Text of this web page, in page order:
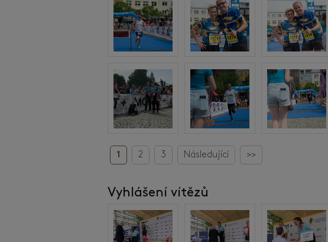
1 2 3 Následující >>
Vyhlášení vítězů